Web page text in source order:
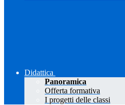
Didattica
Panoramica
Offerta formativa
I progetti delle classi